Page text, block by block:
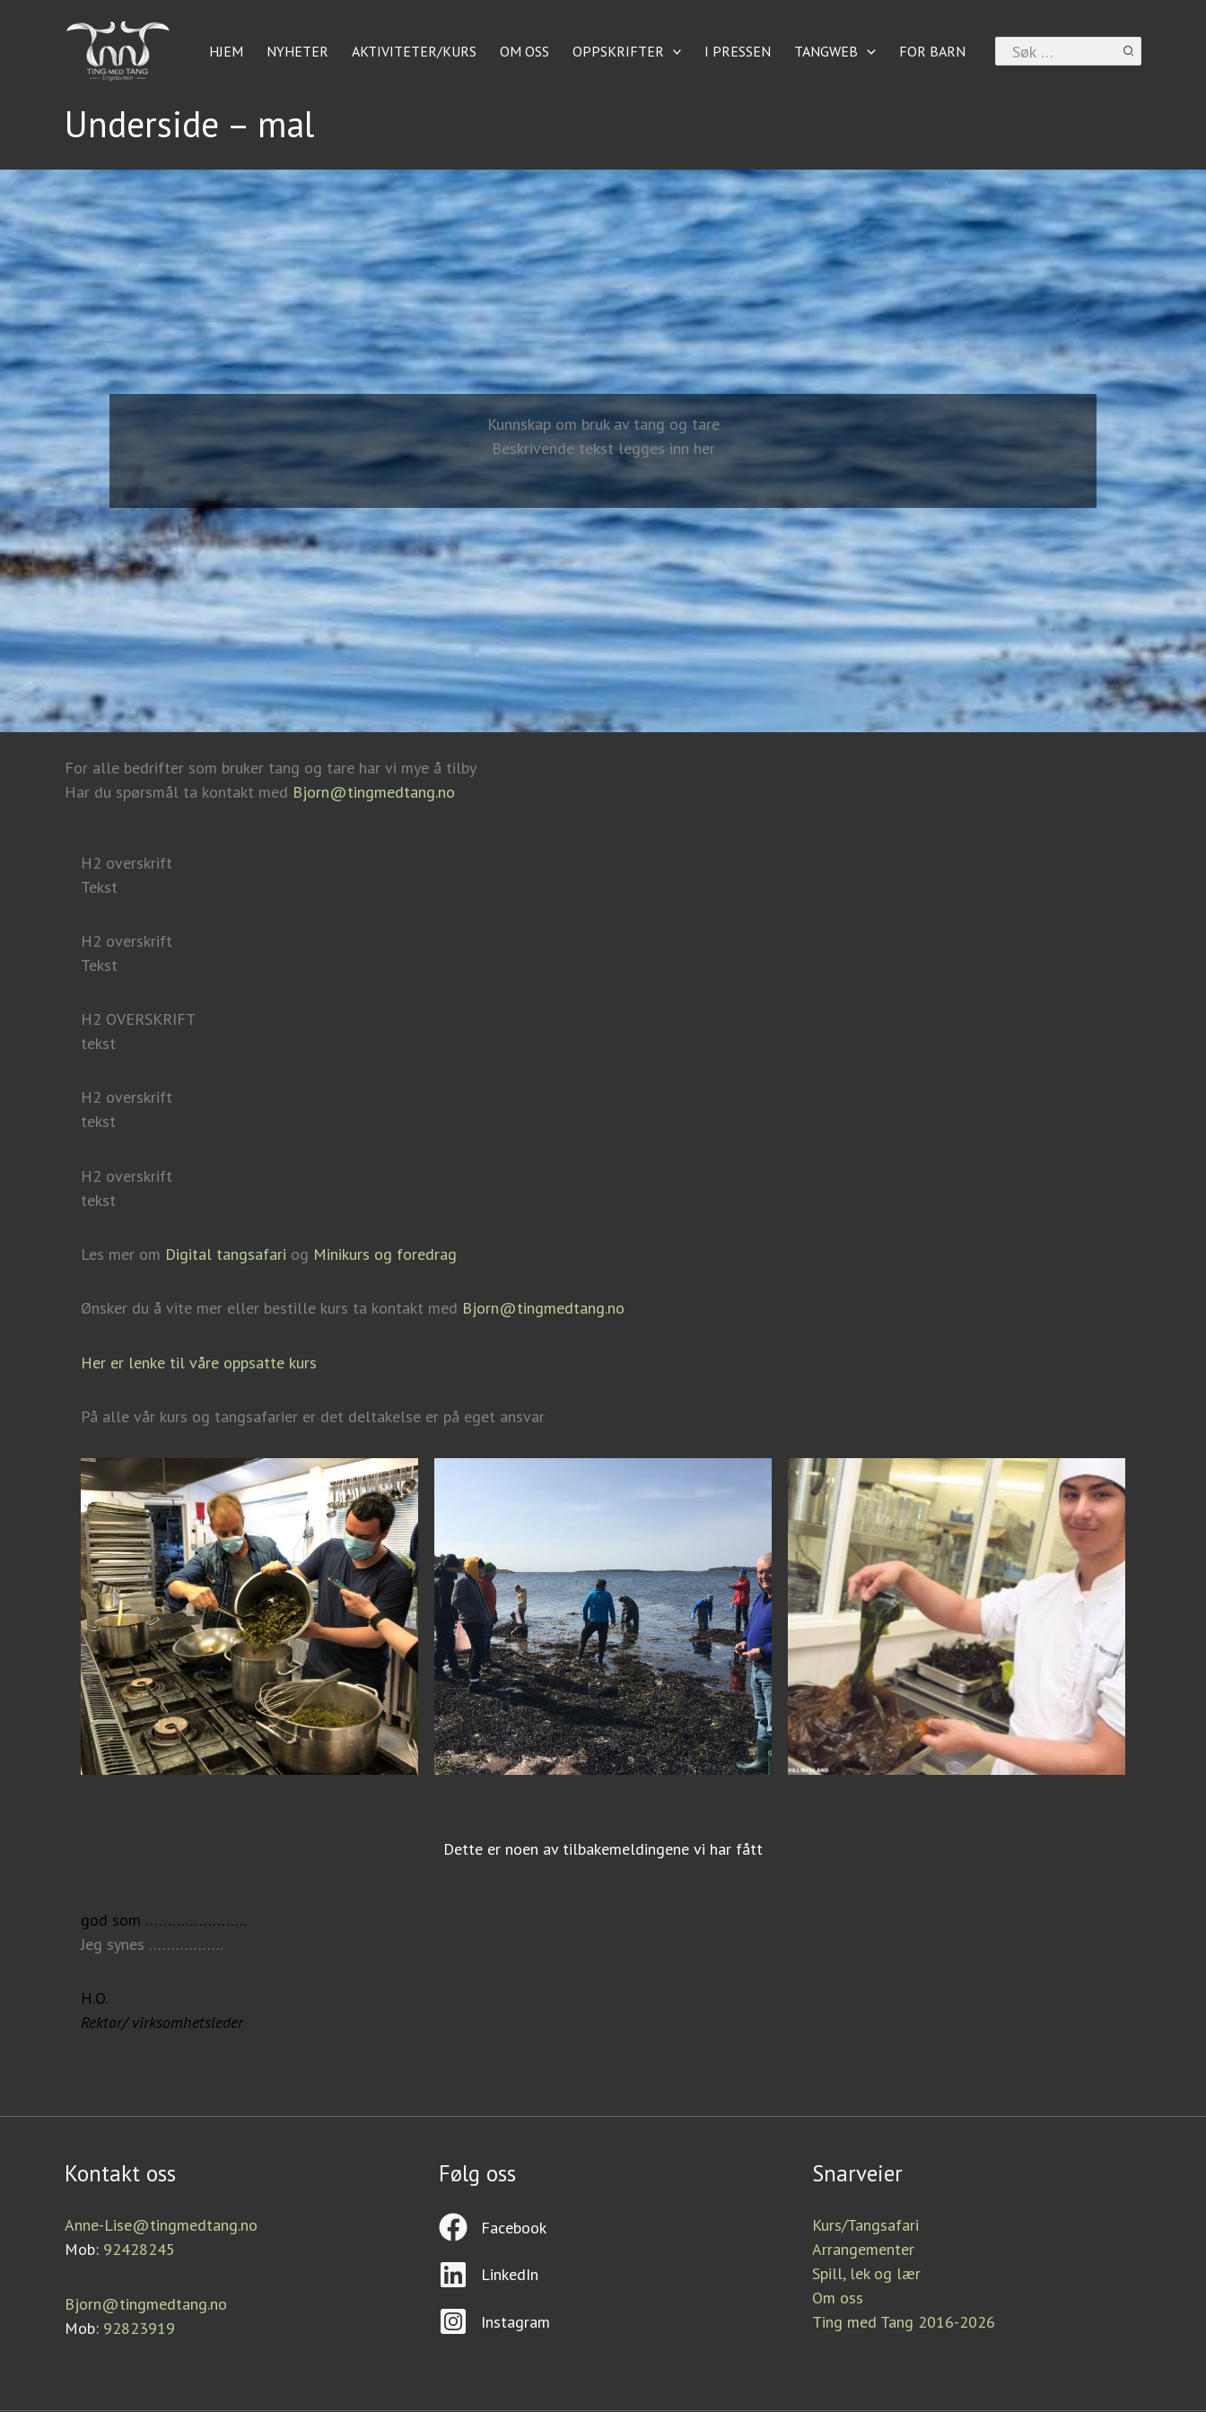
HJEM NYHETER AKTIVITETER/KURS OM OSS OPPSKRIFTER I PRESSEN TANGWEB FOR BARN
Search
for:
Underside – mal
Kunnskap om bruk av tang og tare
Beskrivende tekst legges inn her
For alle bedrifter som bruker tang og tare har vi mye å tilby
Har du spørsmål ta kontakt med Bjorn@tingmedtang.no
H2 overskrift
Tekst
H2 overskrift
Tekst
H2 OVERSKRIFT
tekst
H2 overskrift
tekst
H2 overskrift
tekst
Les mer om Digital tangsafari og Minikurs og foredrag
Ønsker du å vite mer eller bestille kurs ta kontakt med Bjorn@tingmedtang.no
Her er lenke til våre oppsatte kurs
På alle vår kurs og tangsafarier er det deltakelse er på eget ansvar
Dette er noen av tilbakemeldingene vi har fått
god som …………………..
Jeg synes ……………..
H.O.
Rektor/ virksomhetsleder
Kontakt oss
Anne-Lise@tingmedtang.no
Mob: 92428245
Bjorn@tingmedtang.no
Mob: 92823919
Følg oss
Facebook
LinkedIn
Instagram
Snarveier
Kurs/Tangsafari
Arrangementer
Spill, lek og lær
Om oss
Ting med Tang 2016-2026